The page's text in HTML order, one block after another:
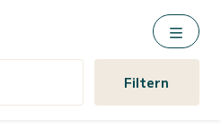
Filtern